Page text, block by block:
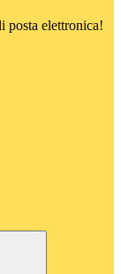
posta elettronica!